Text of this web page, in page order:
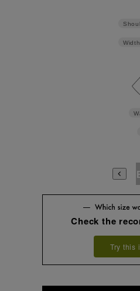
Width
BE4
Check the
Try this